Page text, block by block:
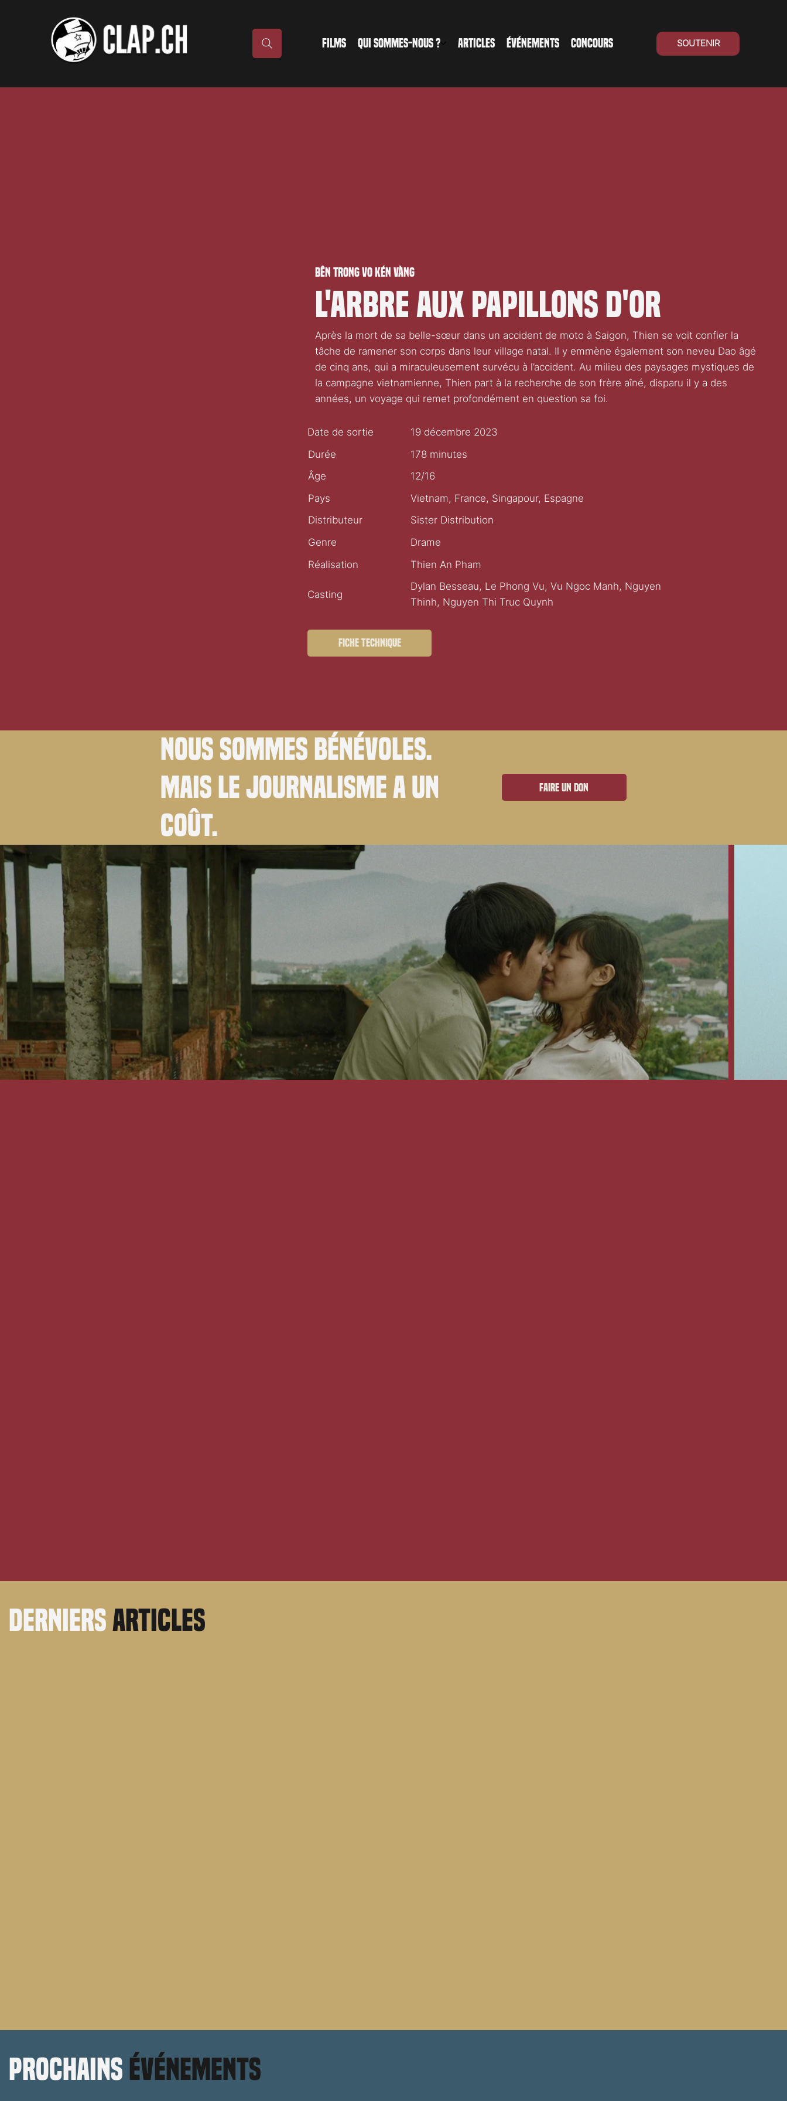
FILMS QUI SOMMES-NOUS ? ARTICLES ÉVÉNEMENTS CONCOURS SOUTENIR
Bên trong vo kén vàng
L'Arbre aux papillons d'or
Après la mort de sa belle-sœur dans un accident de moto à Saigon, Thien se voit confier la
tâche de ramener son corps dans leur village natal. Il y emmène également son neveu Dao âgé
de cinq ans, qui a miraculeusement survécu à l’accident. Au milieu des paysages mystiques de
la campagne vietnamienne, Thien part à la recherche de son frère aîné, disparu il y a des
années, un voyage qui remet profondément en question sa foi.
Date de sortie
19 décembre 2023
Durée
178 minutes
Âge
12/16
Pays
Vietnam, France, Singapour, Espagne
Distributeur
Sister Distribution
Genre
Drame
Réalisation
Thien An Pham
Casting
Dylan Besseau, Le Phong Vu, Vu Ngoc Manh, Nguyen
Thinh, Nguyen Thi Truc Quynh
Fiche technique
Nous sommes bénévoles.
Mais le journalisme a un
coût.
Faire un don
derniersarticles
prochains événements